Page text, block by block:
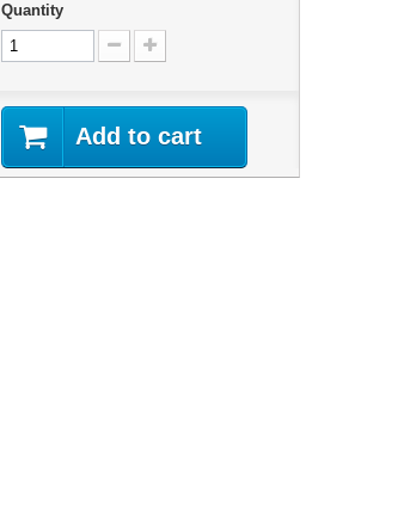
Quantity
Add to cart